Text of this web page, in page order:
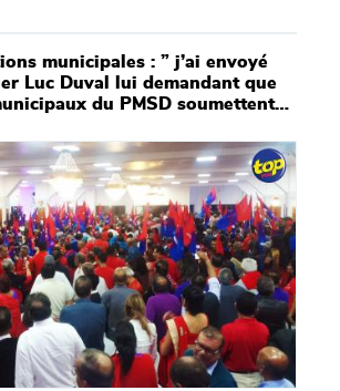
municipales : ” j’ai envoyé
Luc Duval lui demandant que
du PMSD soumettent